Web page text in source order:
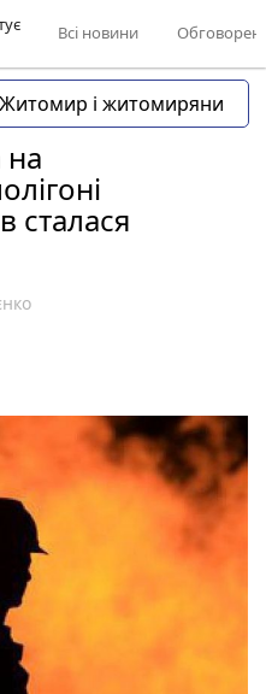
Всі новини
Житомир і житомиряни
сталася